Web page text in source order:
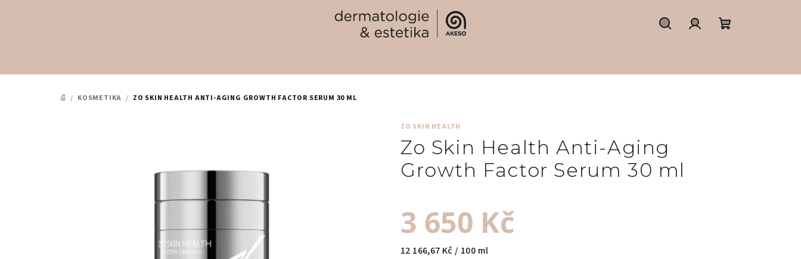
košík
DOMŮ
/ KOSMETIKA / ZO SKIN HEALTH ANTI-AGING GROWTH FACTOR SERUM 30 ML
ZO SKIN HEALTH
Zo Skin Health Anti-Aging
Growth Factor Serum 30 ml
3 650 Kč
Měrná
12 166,67 Kč / 100 ml